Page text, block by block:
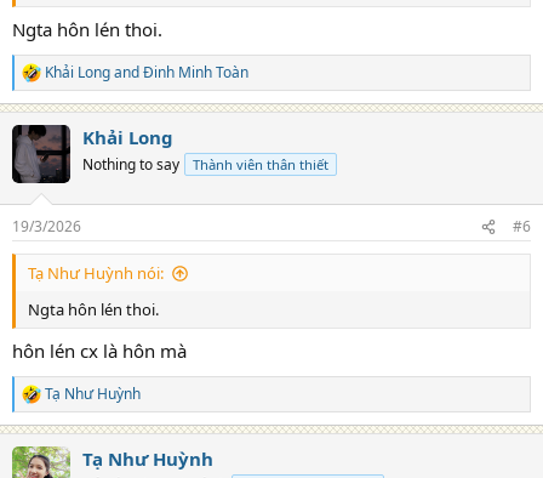
Ngta hôn lén thoi.
R
e
a
c
i
s
:
Khải LongandĐinh Minh Toàn
Khải Long
Nothing to say Thành viên thân thiết
19/3/2026 #6
Tạ Như Huỳnh nói:
Ngta hôn lén thoi.
hôn lén cx là hôn mà
R
e
a
c
Tạ Như Huỳnh
Tạ Như Huỳnh